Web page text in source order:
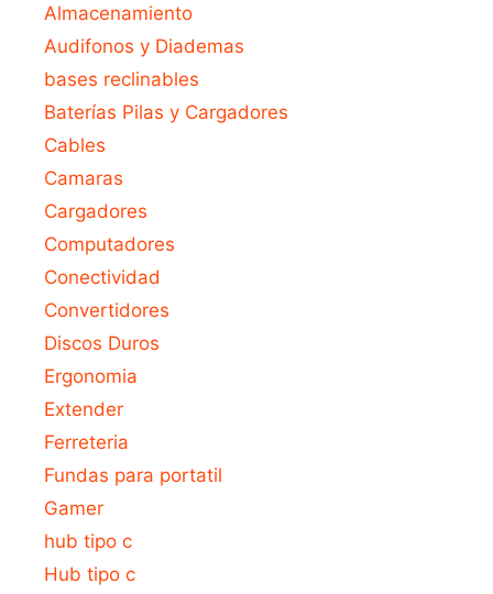
Almacenamiento
Audifonos y Diademas
bases reclinables
Baterías Pilas y Cargadores
Cables
Camaras
Cargadores
Computadores
Conectividad
Convertidores
Discos Duros
Ergonomia
Extender
Ferreteria
Fundas para portatil
Gamer
hub tipo c
Hub tipo c